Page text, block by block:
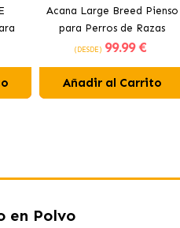
Acana Large Breed Pienso
para Perros de Razas
Grandes con Pollo
(DESDE) 99.99 €
Añadir al Carrito
en Polvo